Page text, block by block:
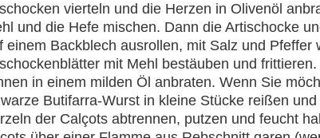
vierteln und die Herzen in Olivenöl
und die Hefe mischen. Dann die Artischocke
einem Backblech ausrollen, mit Salz und
mit Mehl bestäuben und frittieren.
in einem milden Öl anbraten. Wenn Sie
Butifarra-Wurst in kleine Stücke reißen
der Calçots abtrennen, putzen und feucht